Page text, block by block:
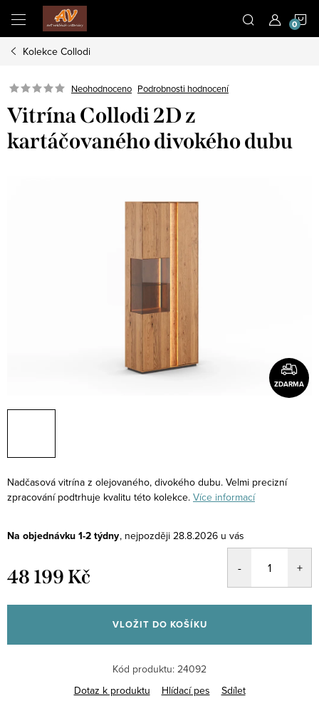
obsah
Kolekce Collodi
Neohodnoceno Podrobnosti hodnocení
Vitrína Collodi 2D z
kartáčovaného divokého dubu
ZDARMA
Nadčasová vitrína z olejovaného, divokého dubu. Velmi precizní
zpracování podtrhuje kvalitu této kolekce. Více informací
Na objednávku 1-2 týdny 28.8.2026
48 199 Kč
cena:
VLOŽIT DO KOŠÍKU
Kód produktu: 24092
Dotaz k produktu
Hlídací pes Sdílet